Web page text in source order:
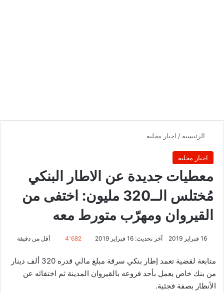
الرئيسية / اخبار محلية
اخبار محلية
معطيات جديدة عن الاطار البنكي
مُختلس الــ320 مليون: اختفى من
القيروان ومهرّب متورط معه
16 فبراير 2019 آخر تحديث: 16 فبراير 2019 4٬682 أقل من دقيقة
متابعة لقضية تعمد إطار بنكي سرقة مبلغ مالي قدره 320 ألف دينار
من بنك خاص يعمل بأحد فروعه بالقيروان المدينة ثم اختفائه عن
الأنظار بصفة فجئية.